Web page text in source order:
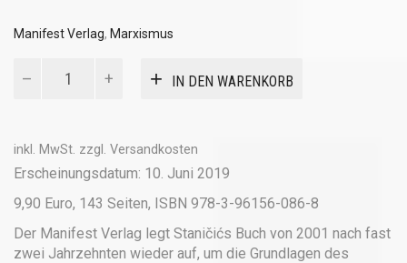
Manifest Verlag, Marxismus
Menge
IN DEN WARENKORB
inkl. MwSt. zzgl. Versandkosten
Erscheinungsdatum: 10. Juni 2019
9,90 Euro, 143 Seiten, ISBN 978-3-96156-086-8
Der Manifest Verlag legt Staničićs Buch von 2001 nach fast
zwei Jahrzehnten wieder auf, um die Grundlagen des